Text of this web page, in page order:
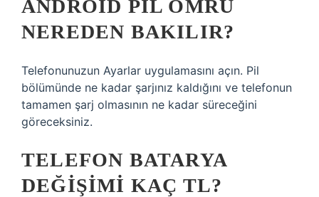
ANDROID PIL ÖMRÜ
NEREDEN BAKILIR?
Telefonunuzun Ayarlar uygulamasını açın. Pil
bölümünde ne kadar şarjınız kaldığını ve telefonun
tamamen şarj olmasının ne kadar süreceğini
göreceksiniz.
TELEFON BATARYA
DEĞIŞIMI KAÇ TL?